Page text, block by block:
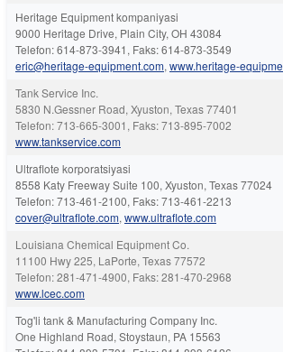
Heritage Equipment kompaniyasi
9000 Heritage Drive, Plain City, OH 43084
Telefon: 614-873-3941, Faks: 614-873-3549
eric@heritage-equipment.com, www.heritage-
Tank Service Inc.
5830 N.Gessner Road, Xyuston, Texas 77401
Telefon: 713-665-3001, Faks: 713-895-7002
www.tankservice.com
Ultraflote korporatsiyasi
8558 Katy Freeway Suite 100, Xyuston, Texas 77024
Telefon: 713-461-2100, Faks: 713-461-2213
cover@ultraflote.com, www.ultraflote.com
Louisiana Chemical Equipment Co.
11100 Hwy 225, LaPorte, Texas 77572
Telefon: 281-471-4900, Faks: 281-470-2968
www.lcec.com
Tog'li tank & Manufacturing Company Inc.
One Highland Road, Stoystaun, PA 15563